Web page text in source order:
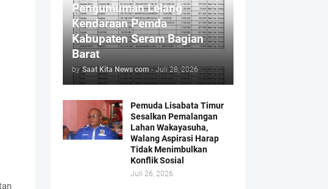
Pengumuman Lelang
Kendaraan Pemda
Kabupaten Seram Bagian
Barat
by Saat Kita News com - Juli 28, 2026
Pemuda Lisabata Timur
Sesalkan Pemalangan
Lahan Wakayasuha,
Walang Aspirasi Harap
Tidak Menimbulkan
Konflik Sosial
Juli 26, 2026